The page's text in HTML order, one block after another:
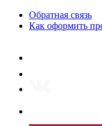
Обратная связь
Как оформить